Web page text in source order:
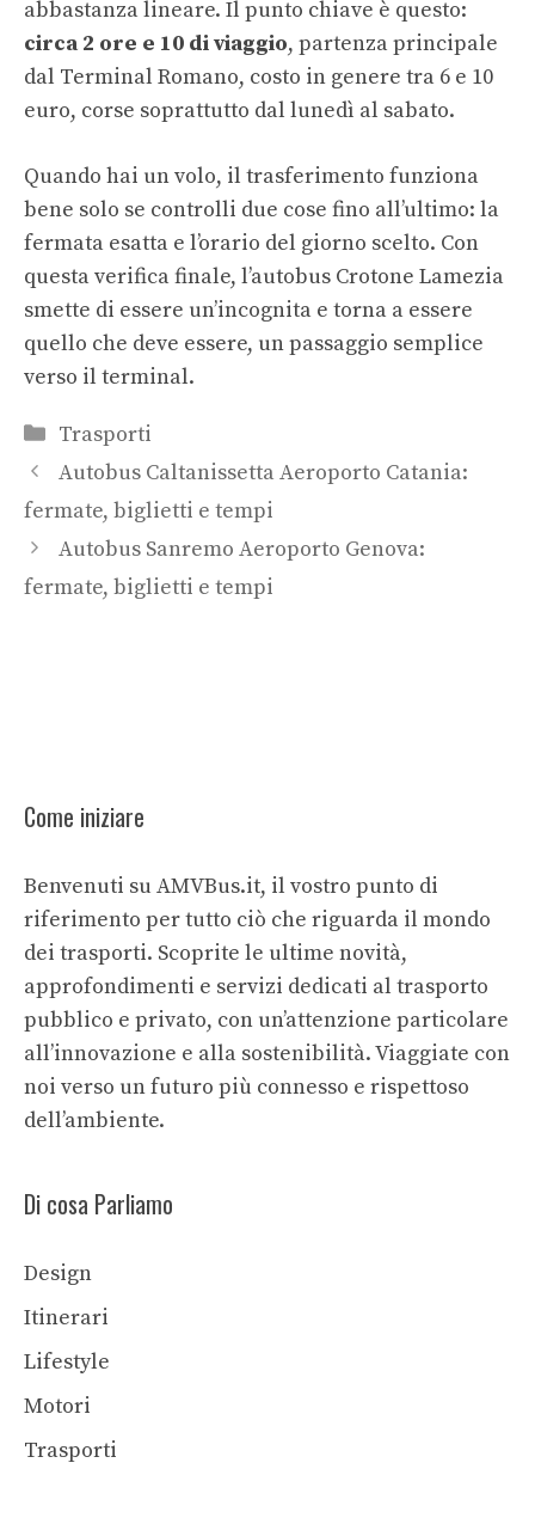
abbastanza lineare. Il punto chiave è questo:
circa 2 ore e 10 di viaggio, partenza principale
dal Terminal Romano, costo in genere tra 6 e 10
euro, corse soprattutto dal lunedì al sabato.
Quando hai un volo, il trasferimento funziona
bene solo se controlli due cose fino all’ultimo: la
fermata esatta e l’orario del giorno scelto. Con
questa verifica finale, l’autobus Crotone Lamezia
smette di essere un’incognita e torna a essere
quello che deve essere, un passaggio semplice
verso il terminal.
Categorie
Trasporti
Autobus Caltanissetta Aeroporto Catania:
fermate, biglietti e tempi
Autobus Sanremo Aeroporto Genova:
fermate, biglietti e tempi
Come iniziare
Benvenuti su AMVBus.it, il vostro punto di
riferimento per tutto ciò che riguarda il mondo
dei trasporti. Scoprite le ultime novità,
approfondimenti e servizi dedicati al trasporto
pubblico e privato, con un’attenzione particolare
all’innovazione e alla sostenibilità. Viaggiate con
noi verso un futuro più connesso e rispettoso
dell’ambiente.
Di cosa Parliamo
Design
Itinerari
Lifestyle
Motori
Trasporti